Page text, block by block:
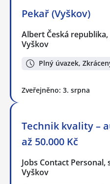
Pekař (Vyškov)
Albert Česká republika,
Vyškov
Plný úvazek,
Zveřejněno: 3. srpna
Technik kvality –
až 50.000 Kč
Jobs Contact Personal,
Vyškov